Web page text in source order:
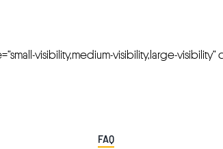
visibility,medium-visibility,large-visibility”
FAQ